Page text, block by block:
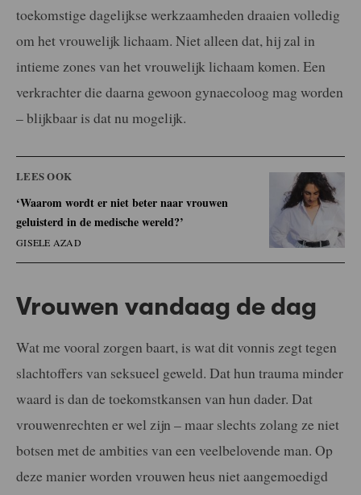
toekomstige dagelijkse werkzaamheden draaien volledig
om het vrouwelijk lichaam. Niet alleen dat, hij zal in
intieme zones van het vrouwelijk lichaam komen. Een
verkrachter die daarna gewoon gynaecoloog mag worden
– blijkbaar is dat nu mogelijk.
LEES OOK
‘Waarom wordt er niet beter naar vrouwen
geluisterd in de medische wereld?’
GISELE AZAD
Vrouwen vandaag de dag
Wat me vooral zorgen baart, is wat dit vonnis zegt tegen
slachtoffers van seksueel geweld. Dat hun trauma minder
waard is dan de toekomstkansen van hun dader. Dat
vrouwenrechten er wel zijn – maar slechts zolang ze niet
botsen met de ambities van een veelbelovende man. Op
deze manier worden vrouwen heus niet aangemoedigd